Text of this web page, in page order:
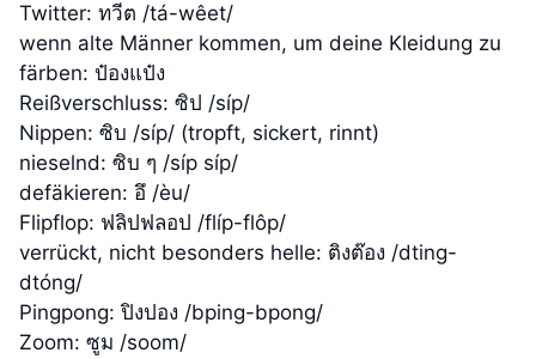
Twitter: ทวีต /tá-wêet/
wenn alte Männer kommen, um deine Kleidung zu
färben: ป๋องแป๋ง
Reißverschluss: ซิป /síp/
Nippen: ซิบ /síp/ (tropft, sickert, rinnt)
nieselnd: ซิบ ๆ /síp síp/
defäkieren: อึ /èu/
Flipflop: ฟลิปฟลอป /flíp-flôp/
verrückt, nicht besonders helle: ติงต๊อง /dting-
dtóng/
Pingpong: ปิงปอง /bping-bpong/
Zoom: ซูม /soom/